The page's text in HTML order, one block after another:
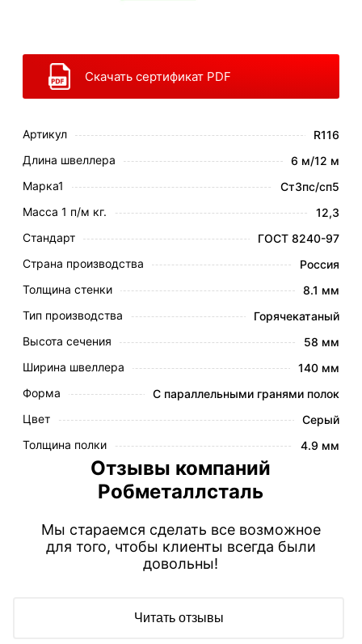
Скачать сертификат PDF
Артикул
R116
Длина швеллера
6 м/12 м
Марка1
Ст3пс/сп5
Масса 1 п/м кг.
12,3
Стандарт
ГОСТ 8240-97
Страна производства
Россия
Толщина стенки
8.1 мм
Тип производства
Горячекатаный
Высота сечения
58 мм
Ширина швеллера
140 мм
Форма
С параллельными гранями полок
Цвет
Серый
Толщина полки
4.9 мм
Отзывы компаний
Робметаллсталь
Мы стараемся сделать все возможное
для того, чтобы клиенты всегда были
довольны!
Читать отзывы